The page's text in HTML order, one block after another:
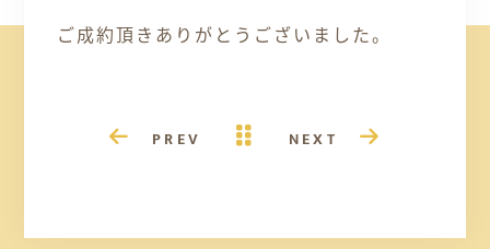
ご成約頂きありがとうございました。
PREV NEXT